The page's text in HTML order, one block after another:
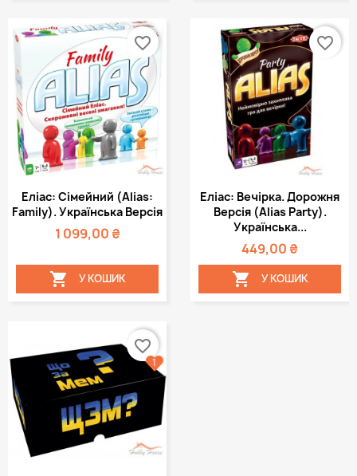
Еліас: Cімейний (Alias:
Family). Українська Версія
1 099,00 ₴
 У КОШИК
favorite_border
Еліас: Вечірка. Дорожня
Версія (Alias Party).
Українська...
449,00 ₴
 У КОШИК
favorite_border
favorite_border
1